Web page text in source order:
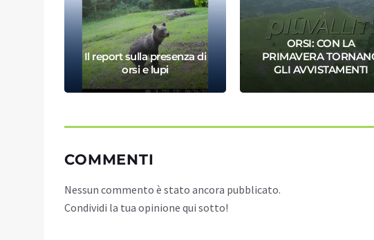
Il report sulla presenza di
orsi e lupi
ORSI: CON LA
PRIMAVERA
GLI AVVISTAMENTI
COMMENTI
Nessun commento è stato ancora pubblicato.
Condividi la tua opinione qui sotto!